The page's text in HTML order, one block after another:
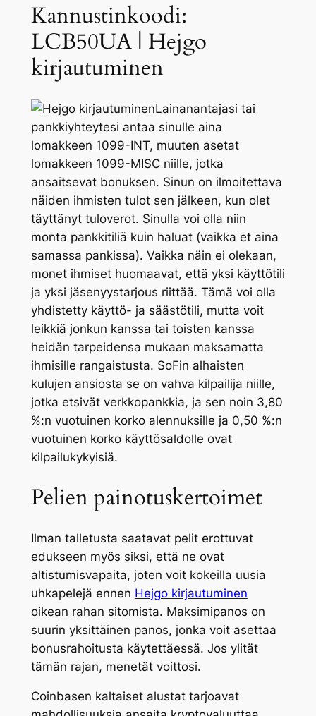
Kannustinkoodi:
LCB50UA | Hejgo
kirjautuminen
Lainanantajasi tai
pankkiyhteytesi antaa sinulle aina
lomakkeen 1099-INT, muuten asetat
lomakkeen 1099-MISC niille, jotka
ansaitsevat bonuksen. Sinun on ilmoitettava
näiden ihmisten tulot sen jälkeen, kun olet
täyttänyt tuloverot. Sinulla voi olla niin
monta pankkitiliä kuin haluat (vaikka et aina
samassa pankissa). Vaikka näin ei olekaan,
monet ihmiset huomaavat, että yksi käyttötili
ja yksi jäsenyystarjous riittää. Tämä voi olla
yhdistetty käyttö- ja säästötili, mutta voit
leikkiä jonkun kanssa tai toisten kanssa
heidän tarpeidensa mukaan maksamatta
ihmisille rangaistusta. SoFin alhaisten
kulujen ansiosta se on vahva kilpailija niille,
jotka etsivät verkkopankkia, ja sen noin 3,80
%:n vuotuinen korko alennuksille ja 0,50 %:n
vuotuinen korko käyttösaldolle ovat
kilpailukykyisiä.
Pelien painotuskertoimet
Ilman talletusta saatavat pelit erottuvat
edukseen myös siksi, että ne ovat
altistumisvapaita, joten voit kokeilla uusia
uhkapelejä ennen Hejgo kirjautuminen
oikean rahan sitomista. Maksimipanos on
suurin yksittäinen panos, jonka voit asettaa
bonusrahoitusta käytettäessä. Jos ylität
tämän rajan, menetät voittosi.
Coinbasen kaltaiset alustat tarjoavat